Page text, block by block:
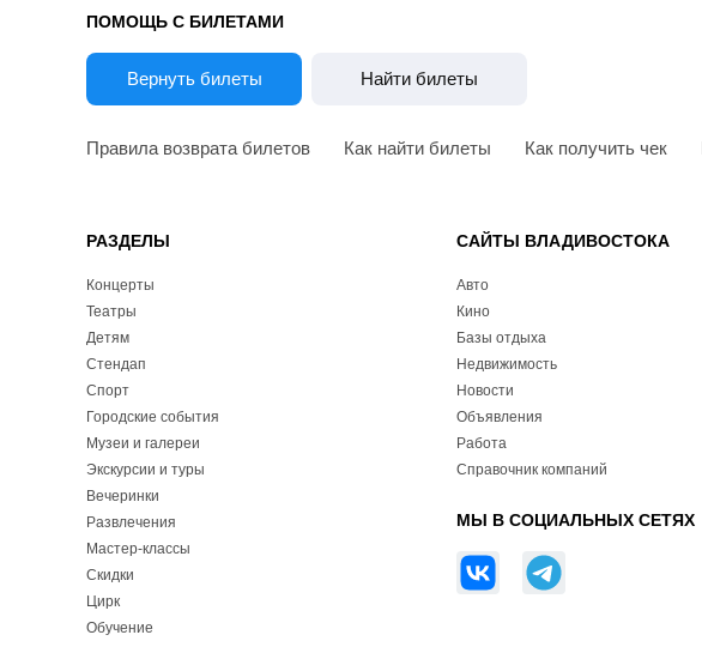
ПОМОЩЬ С БИЛЕТАМИ
Вернуть билеты Найти билеты
Правила возврата билетов Как найти билеты Как получить чек
РАЗДЕЛЫ
Концерты
Театры
Детям
Стендап
Спорт
Городские события
Музеи и галереи
Экскурсии и туры
Вечеринки
Развлечения
Мастер-классы
Скидки
Цирк
Обучение
САЙТЫ ВЛАДИВОСТОКА
Авто
Кино
Базы отдыха
Недвижимость
Новости
Объявления
Работа
Справочник компаний
МЫ В СОЦИАЛЬНЫХ СЕТЯХ